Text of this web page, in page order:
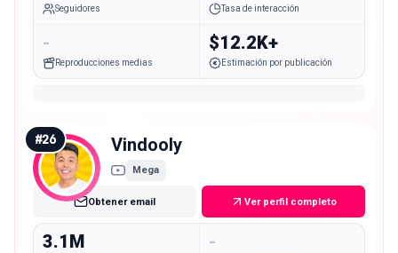
Seguidores Tasa de interacción
-
Reproducciones medias
$12.2K+
Estimación por publicación
#26 Vindooly
Mega
Obtener email Ver perfil completo
3.1M -